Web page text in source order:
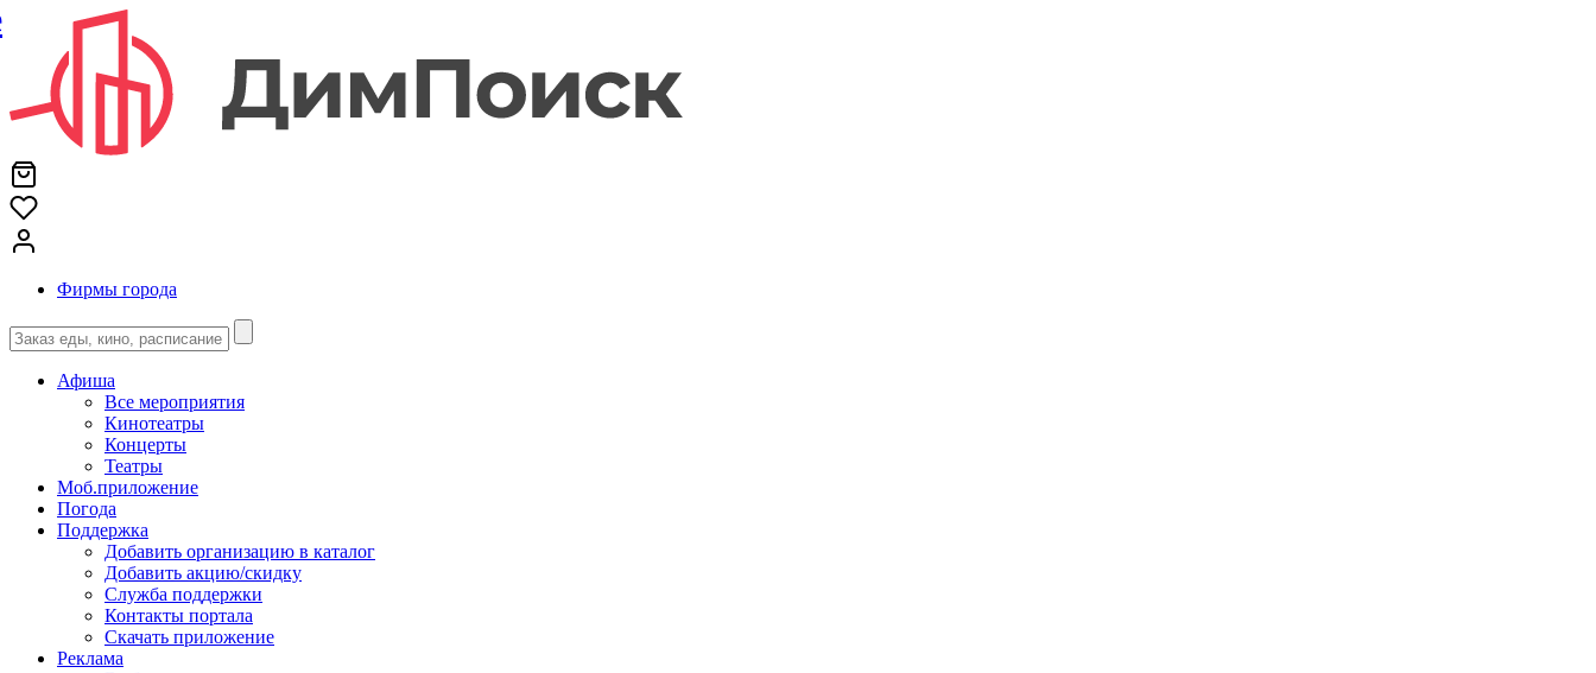
Фирмы города
Афиша
Все мероприятия
Кинотеатры
Концерты
Театры
Моб.приложение
Погода
Поддержка
Добавить организацию в каталог
Добавить акцию/скидку
Служба поддержки
Контакты портала
Скачать приложение
Реклама